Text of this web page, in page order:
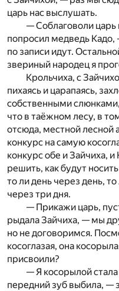
царь нас выслушать.
— Соблаговоли
попросил медведь Кадо,
по записи идут.
звериный народец я
Крольчиха, с
пихаясь и царапаясь,
собственными
что в таёжном лесу, в
отсюда, местной лесной
конкурс на самую
конкурс обе и Зайчиха,
решить, как будут
то ли день через день,
через три дня.
— Прикажи царь,
рыдала Зайчиха, — мы
но не договоримся.
косоглазая, она
присвоили?
— Я косорылой
передний зуб выбила, —